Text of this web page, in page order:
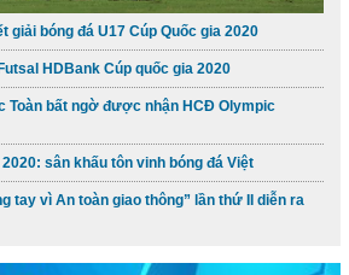
giải bóng đá U17 Cúp Quốc gia 2020
HDBank Cúp quốc gia 2020
Toàn bất ngờ được nhận HCĐ Olympic
sân khấu tôn vinh bóng đá Việt
tay vì An toàn giao thông” lần thứ II diễn ra